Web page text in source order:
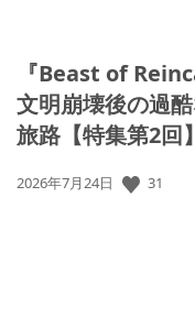
『Beast of
文明崩壊後の過
旅路【特集第2回】
公
2026年7月24日 31